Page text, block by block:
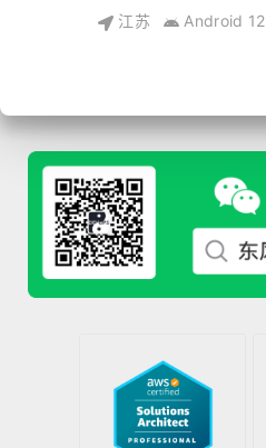
江苏 Android 12